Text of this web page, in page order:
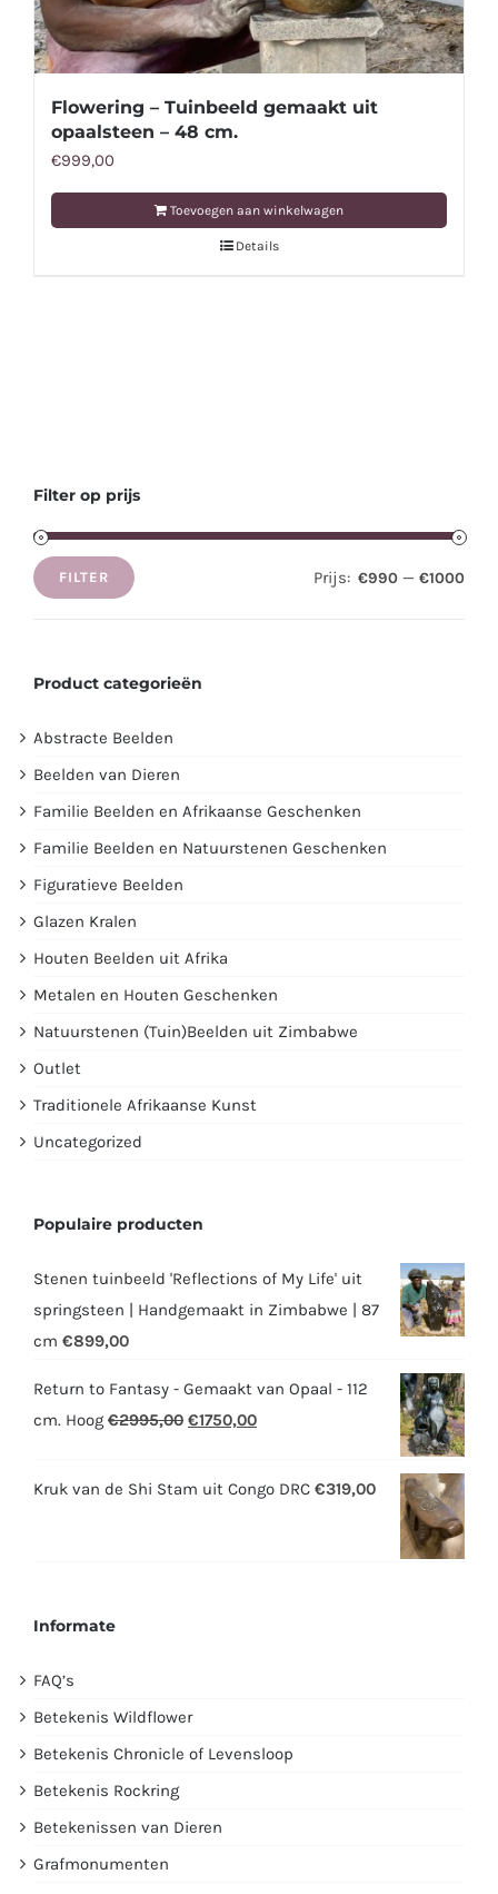
Flowering – Tuinbeeld gemaakt uit
opaalsteen – 48 cm.
€999,00
Toevoegen aan winkelwagen
Details
Filter op prijs
Min.
Max.
FILTER Prijs: €990 — €1000
Product categorieën
Abstracte Beelden
Beelden van Dieren
Familie Beelden en Afrikaanse Geschenken
Familie Beelden en Natuurstenen Geschenken
Figuratieve Beelden
Glazen Kralen
Houten Beelden uit Afrika
Metalen en Houten Geschenken
Natuurstenen (Tuin)Beelden uit Zimbabwe
Outlet
Traditionele Afrikaanse Kunst
Uncategorized
Populaire producten
Stenen tuinbeeld 'Reflections of My Life' uit
springsteen | Handgemaakt in Zimbabwe | 87
cm €899,00
Return to Fantasy - Gemaakt van Opaal - 112
cm. Hoog €2995,00 Oorspronkelijke
was:
€1750,00Huidige
is:
Kruk van de Shi Stam uit Congo DRC €319,00
Informate
FAQ’s
Betekenis Wildflower
Betekenis Chronicle of Levensloop
Betekenis Rockring
Betekenissen van Dieren
Grafmonumenten